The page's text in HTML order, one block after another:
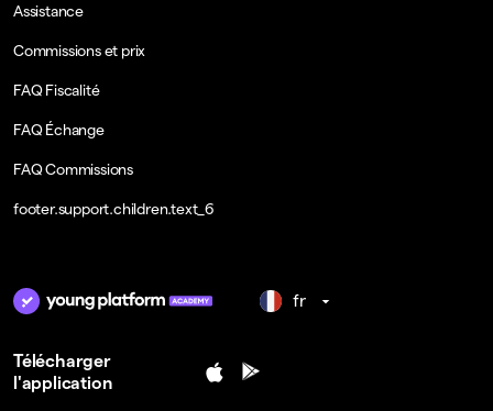
Assistance
Commissions et prix
FAQ Fiscalité
FAQ Échange
FAQ Commissions
footer.support.children.text_6
fr
Télécharger
l'application